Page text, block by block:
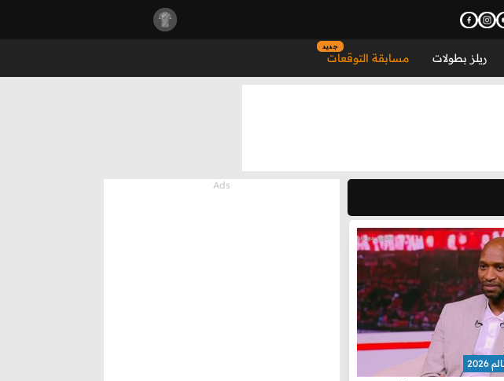
ريلز بطولات مسابقة التوقعات
جديد